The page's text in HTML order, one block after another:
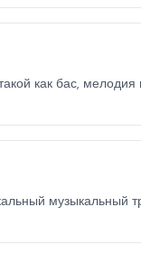
как бас, мелодия
музыкальный